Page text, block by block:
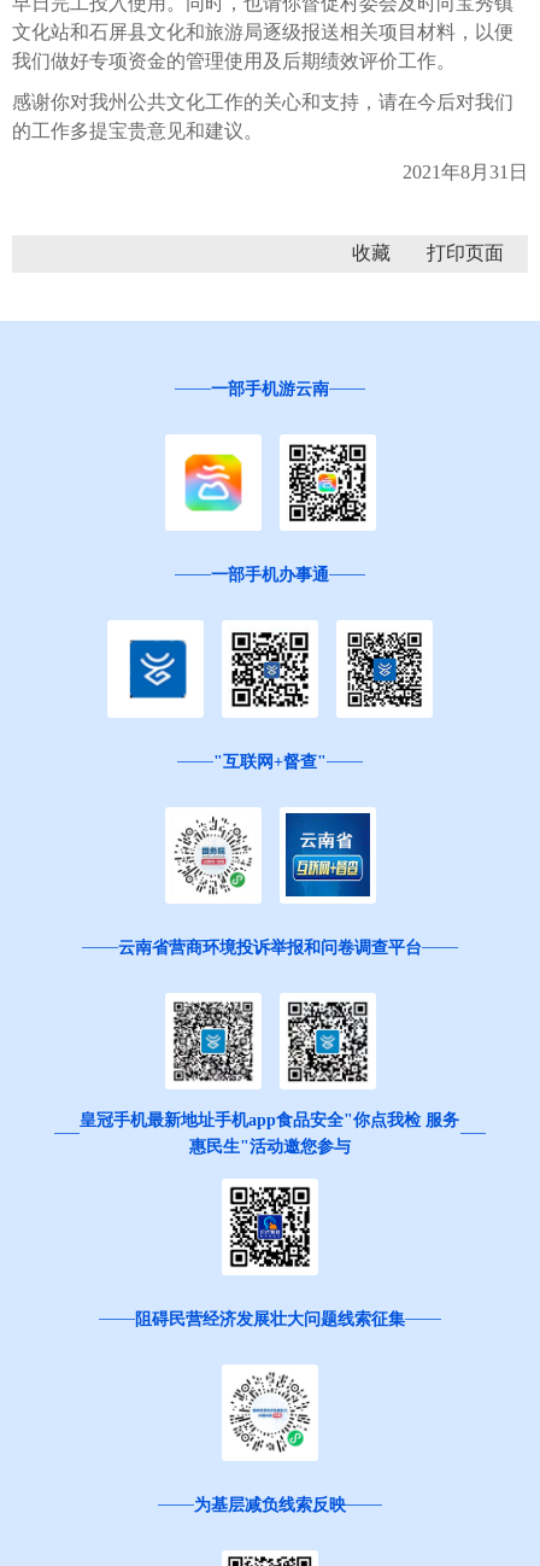
文化站和石屏县文化和旅游局逐级报送相关项目材料，以便
我们做好专项资金的管理使用及后期绩效评价工作。
感谢你对我州公共文化工作的关心和支持，请在今后对我们
的工作多提宝贵意见和建议。
2021年8月31日
收藏
一部手机游云南
一部手机办事通
"互联网+督查"
云南省营商环境投诉举报和问卷调查平台
皇冠手机最新地址手机app食品安全"你点我检 服务
惠民生"活动邀您参与
阻碍民营经济发展壮大问题线索征集
为基层减负线索反映